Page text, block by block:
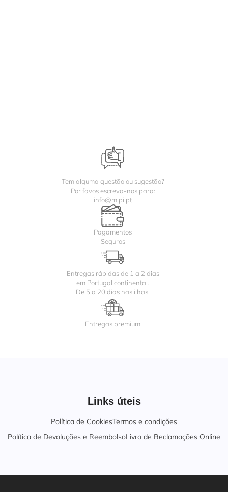
Tem alguma questão ou sugestão?
Por favos escreva-nos para:
info@mipi.pt
Pagamentos
Seguros
Entregas rápidas de 1 a 2 dias
em Portugal continental.
De 5 a 20 dias nas ilhas.
Entregas premium
Links úteis
Política de CookiesTermos e condições
Política de Devoluções e ReembolsoLivro de Reclamações Online